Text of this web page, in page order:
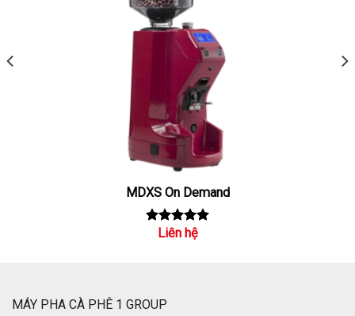
MDXS On Demand
Rated5.00
Liên hệ
MÁY PHA CÀ PHÊ 1 GROUP